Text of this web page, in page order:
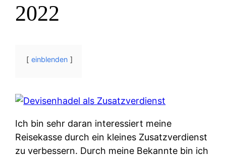
2022
einblenden
Ich bin sehr daran interessiert meine
Reisekasse durch ein kleines Zusatzverdienst
zu verbessern. Durch meine Bekannte bin ich